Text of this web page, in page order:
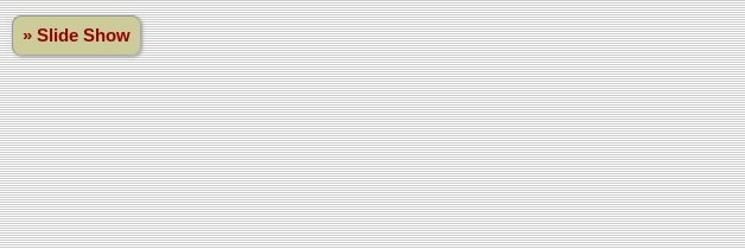
» Slide Show